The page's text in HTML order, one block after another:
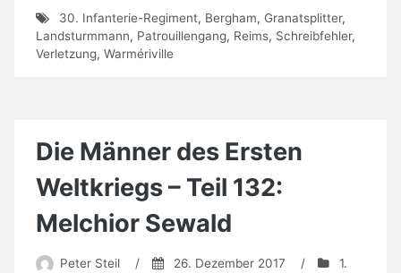
30. Infanterie-Regiment, Bergham, Granatsplitter,
Landsturmmann, Patrouillengang, Reims, Schreibfehler,
Verletzung, Warmériville
Die Männer des Ersten
Weltkriegs – Teil 132:
Melchior Sewald
Peter Steil / 26. Dezember 2017 /
1.